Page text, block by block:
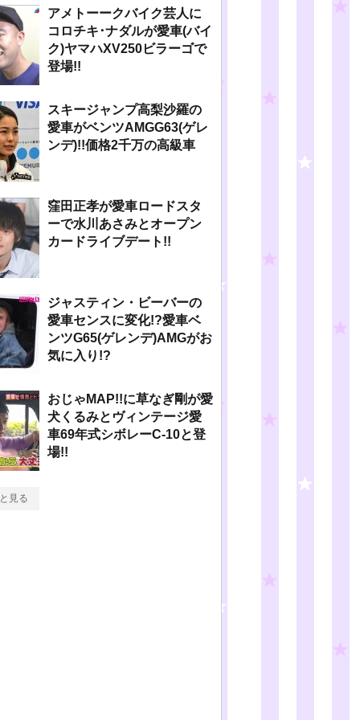
アメトーークバイク芸人に
コロチキ･ナダルが愛車(バイ
ク)ヤマハXV250ビラーゴで
登場!!
スキージャンプ高梨沙羅の
愛車がベンツAMGG63(ゲレ
ンデ)!!価格2千万の高級車
窪田正孝が愛車ロードスタ
ーで水川あさみとオープン
カードライブデート!!
ジャスティン・ビーバーの
愛車センスに変化!?愛車ベ
ンツG65(ゲレンデ)AMGがお
気に入り!?
おじゃMAP!!に草なぎ剛が愛
犬くるみとヴィンテージ愛
車69年式シボレーC-10と登
場!!
見る